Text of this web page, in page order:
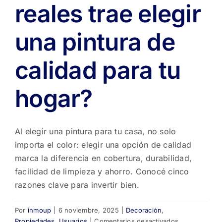
reales trae elegir
una pintura de
calidad para tu
hogar?
Al elegir una pintura para tu casa, no solo
importa el color: elegir una opción de calidad
marca la diferencia en cobertura, durabilidad,
facilidad de limpieza y ahorro. Conocé cinco
razones clave para invertir bien.
Por inmoup 6 noviembre, 2025 Decoración,